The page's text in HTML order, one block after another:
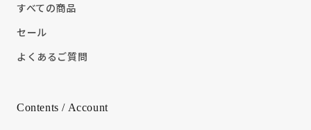
すべての商品
セール
よくあるご質問
Contents / Account